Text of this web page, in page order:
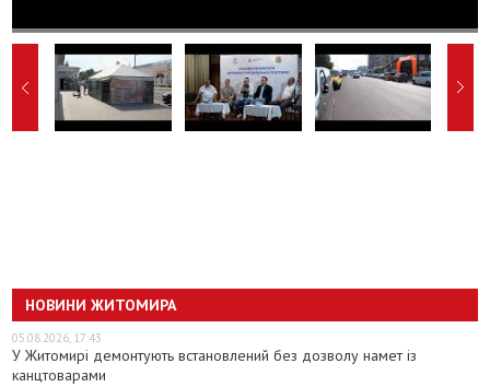
НОВИНИ ЖИТОМИРА
05.08.2026, 17:43
У Житомирі демонтують встановлений без дозволу намет із
канцтоварами